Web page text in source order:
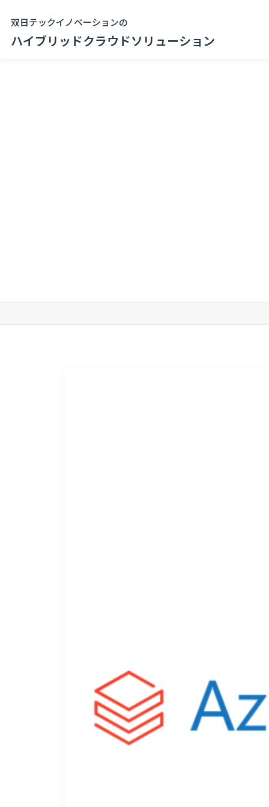
双日テックイノベーションの
ハイブリッドクラウドソリューション